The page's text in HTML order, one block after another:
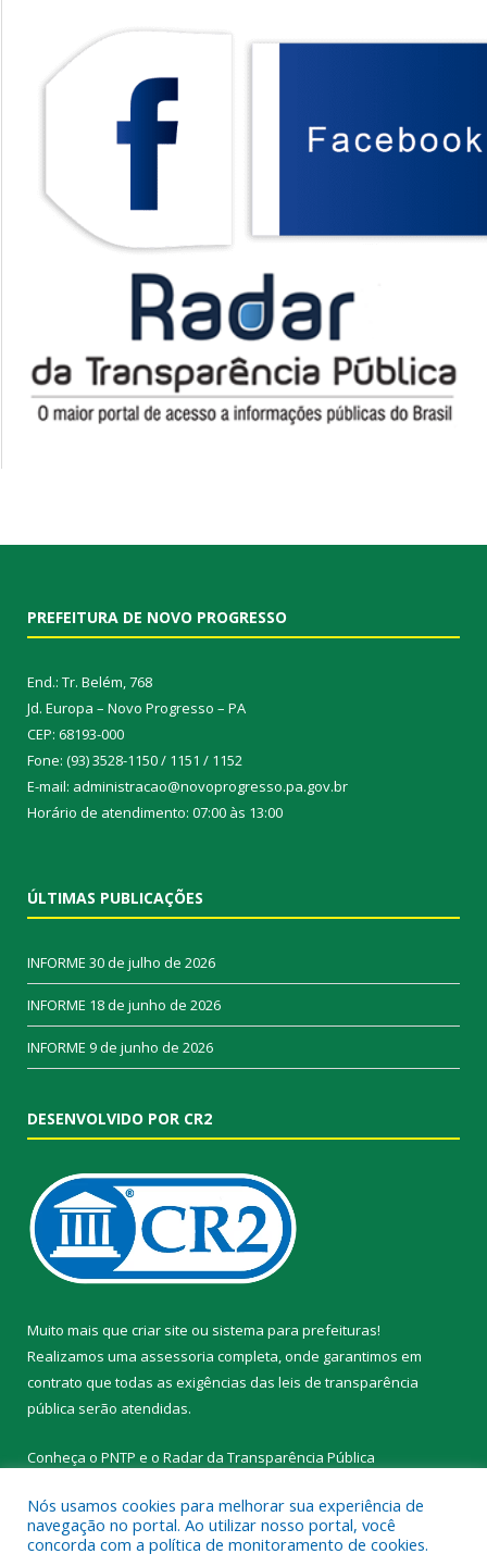
PREFEITURA DE NOVO PROGRESSO
End.: Tr. Belém, 768
Jd. Europa – Novo Progresso – PA
CEP: 68193-000
Fone: (93) 3528-1150 / 1151 / 1152
E-mail: administracao@novoprogresso.pa.gov.br
Horário de atendimento: 07:00 às 13:00
ÚLTIMAS PUBLICAÇÕES
INFORME 30 de julho de 2026
INFORME 18 de junho de 2026
INFORME 9 de junho de 2026
DESENVOLVIDO POR CR2
Muito mais que criar site ou sistema para prefeituras!
Realizamos uma assessoria completa, onde garantimos em
contrato que todas as exigências das leis de transparência
pública serão atendidas.
Conheça o PNTP e o Radar da Transparência Pública
Nós usamos cookies para melhorar sua experiência de
navegação no portal. Ao utilizar nosso portal, você
concorda com a política de monitoramento de cookies.